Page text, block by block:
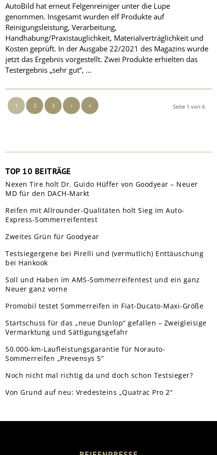
AutoBild hat erneut Felgenreiniger unter die Lupe
genommen. Insgesamt wurden elf Produkte auf
Reinigungsleistung, Verarbeitung,
Handhabung/Praxistauglichkeit, Materialverträglichkeit und
Kosten geprüft. In der Ausgabe 22/2021 des Magazins wurde
jetzt das Ergebnis vorgestellt. Zwei Produkte erhielten das
Testergebnis „sehr gut“, …
Seite 1 von 6
1 2 3 › »
TOP 10 BEITRÄGE
Nexen Tire holt Dr. Guido Hüffer von Goodyear – Neuer
MD für den DACH-Markt
Reifen mit Allrounder-Qualitäten holt Sieg im Auto-
Express-Sommerreifentest
Zweites Grün für Goodyear
Testsiegergene bei Pirelli und (vermutlich) Enttäuschung
bei Hankook
Soll und Haben im AMS-Sommerreifentest und ein ganz
Neuer ganz vorne
Promobil testet Sommerreifen in Fiat-Ducato-Maxi-Größe
Startschuss für das „neue Dunlop“ gefallen – Zweigleisige
Vermarktung und Sättigungsgefahr
50.000-km-Laufleistungsgarantie für Norauto-
Sommerreifen „Prevensys 5”
Noch nicht mal richtig da und doch schon Testsieger?
Von Grund auf neu: Vredesteins „Quatrac Pro 2“